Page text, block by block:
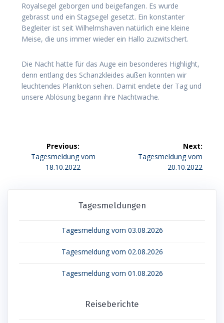
Royalsegel geborgen und beigefangen. Es wurde
gebrasst und ein Stagsegel gesetzt. Ein konstanter
Begleiter ist seit Wilhelmshaven natürlich eine kleine
Meise, die uns immer wieder ein Hallo zuzwitschert.
Die Nacht hatte für das Auge ein besonderes Highlight,
denn entlang des Schanzkleides außen konnten wir
leuchtendes Plankton sehen. Damit endete der Tag und
unsere Ablösung begann ihre Nachtwache.
Beitragsnavigation
Previous:
Previous
post:
Tagesmeldung vom
18.10.2022
Next:
Next
Tagesmeldung vom
20.10.2022
Tagesmeldungen
Tagesmeldung vom 03.08.2026
Tagesmeldung vom 02.08.2026
Tagesmeldung vom 01.08.2026
Reiseberichte